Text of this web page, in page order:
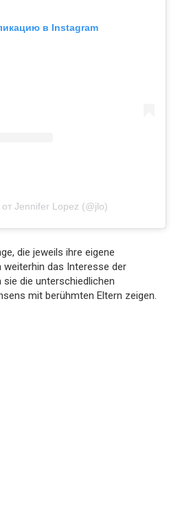
в Instagram
Jennifer Lopez (@jlo)
die jeweils ihre eigene
weiterhin das Interesse der
die unterschiedlichen
mit berühmten Eltern zeigen.